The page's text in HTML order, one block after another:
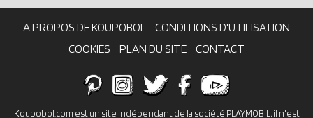
A PROPOS DE KOUPOBOL
CONDITIONS D'UTILISATION
COOKIES
PLAN DU SITE CONTACT
Koupobol.com est un site indépendant de la société PLAYMOBIL, il n'est